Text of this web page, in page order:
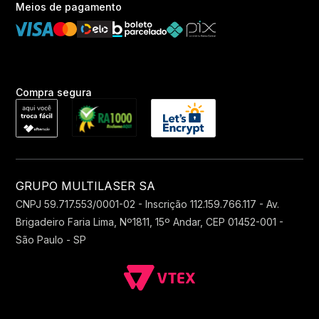
Meios de pagamento
Compra segura
GRUPO MULTILASER SA
CNPJ 59.717.553/0001-02 - Inscrição 112.159.766.117 - Av.
Brigadeiro Faria Lima, Nº1811, 15º Andar, CEP 01452-001 -
São Paulo - SP